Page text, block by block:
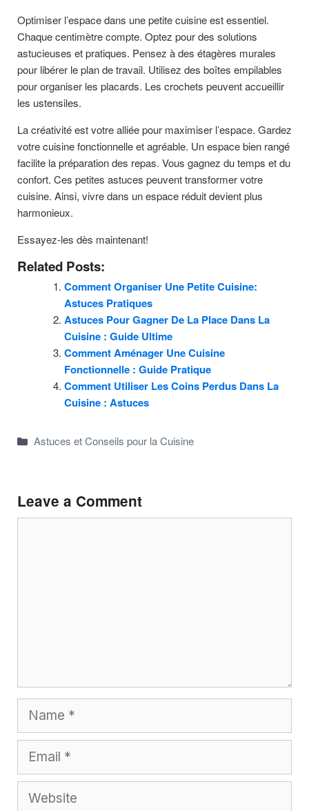
Optimiser l’espace dans une petite cuisine est essentiel.
Chaque centimètre compte. Optez pour des solutions
astucieuses et pratiques. Pensez à des étagères murales
pour libérer le plan de travail. Utilisez des boîtes empilables
pour organiser les placards. Les crochets peuvent accueillir
les ustensiles.
La créativité est votre alliée pour maximiser l’espace. Gardez
votre cuisine fonctionnelle et agréable. Un espace bien rangé
facilite la préparation des repas. Vous gagnez du temps et du
confort. Ces petites astuces peuvent transformer votre
cuisine. Ainsi, vivre dans un espace réduit devient plus
harmonieux.
Essayez-les dès maintenant!
Related Posts:
Comment Organiser Une Petite Cuisine:
Astuces Pratiques
Astuces Pour Gagner De La Place Dans La
Cuisine : Guide Ultime
Comment Aménager Une Cuisine
Fonctionnelle : Guide Pratique
Comment Utiliser Les Coins Perdus Dans La
Cuisine : Astuces
Categories
Astuces et Conseils pour la Cuisine
Leave a Comment